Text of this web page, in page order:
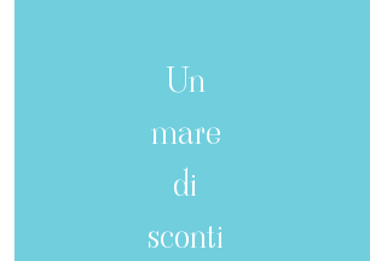
Un
mare
di
sconti